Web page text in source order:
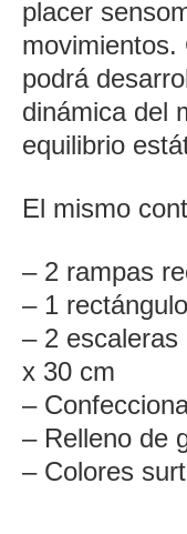
placer
movimientos.
podrá
dinámica del
equilibrio
El mismo
– 2 rampas
– 1
– 2
x 30 cm
–
– Relleno de
–